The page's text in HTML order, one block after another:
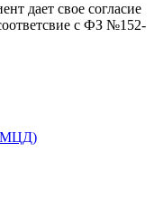
дает свое согласие
с ФЗ №152-
(МЦД)